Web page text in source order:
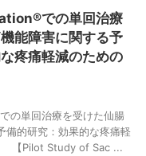
での単回治療
能障害に関する予
疼痛軽減のための
の単回治療を受けた仙腸
備的研究：効果的な疼痛軽
【Pilot Study of Sac ...